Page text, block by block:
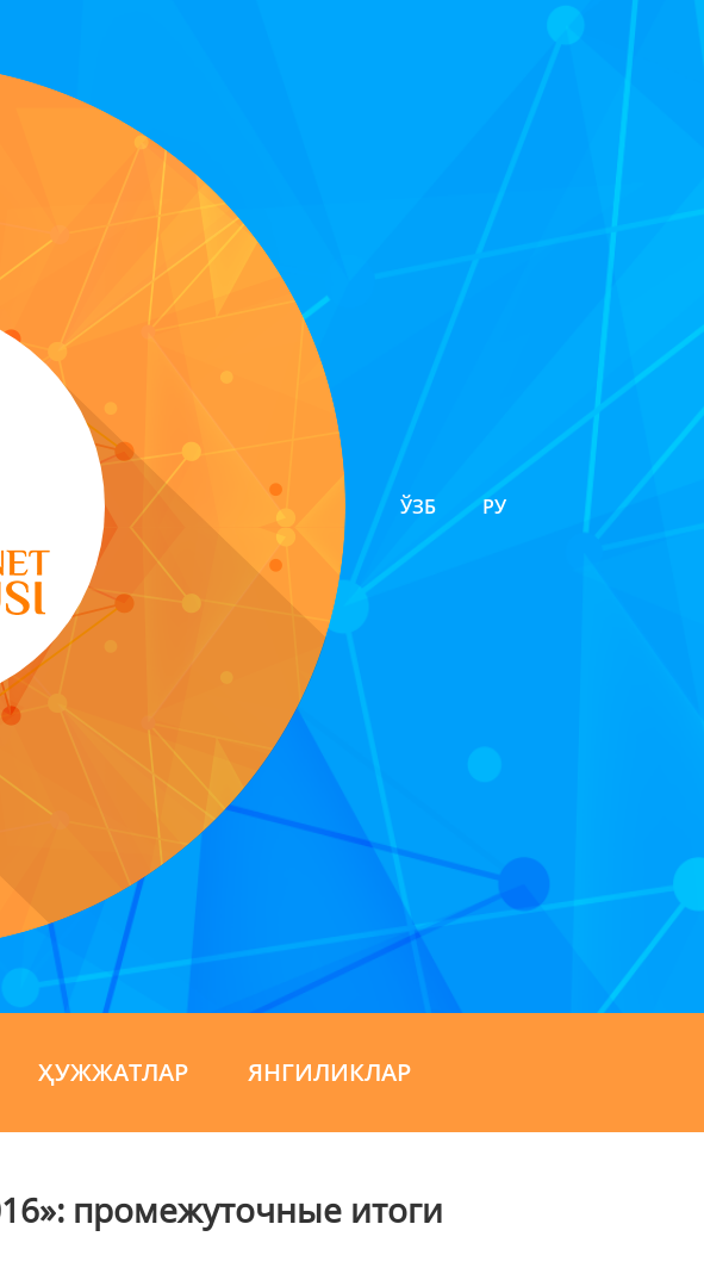
ЎЗБ РУ
ҲУЖЖАТЛАР ЯНГИЛИКЛАР
промежуточные итоги